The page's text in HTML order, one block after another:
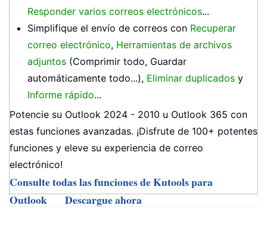
Responder varios correos electrónicos...
Simplifique el envío de correos con Recuperar
correo electrónico, Herramientas de archivos
adjuntos (Comprimir todo, Guardar
automáticamente todo...), Eliminar duplicados y
Informe rápido...
Potencie su Outlook 2024 - 2010 u Outlook 365 con
estas funciones avanzadas. ¡Disfrute de 100+ potentes
funciones y eleve su experiencia de correo
electrónico!
Consulte todas las funciones de Kutools para
Outlook
Descargue ahora